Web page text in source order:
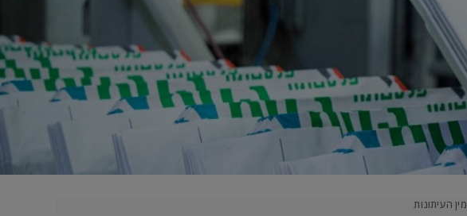
מין העיתונות